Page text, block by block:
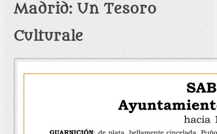
Madrid: Un Tesoro
Culturale